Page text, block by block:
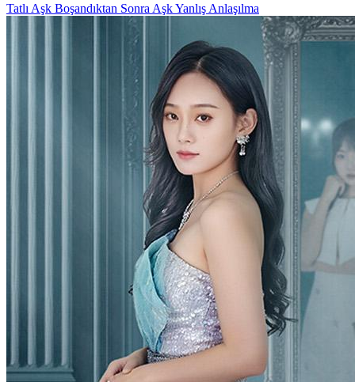
Tatlı Aşk Boşandıktan Sonra AşkYanlış Anlaşılma